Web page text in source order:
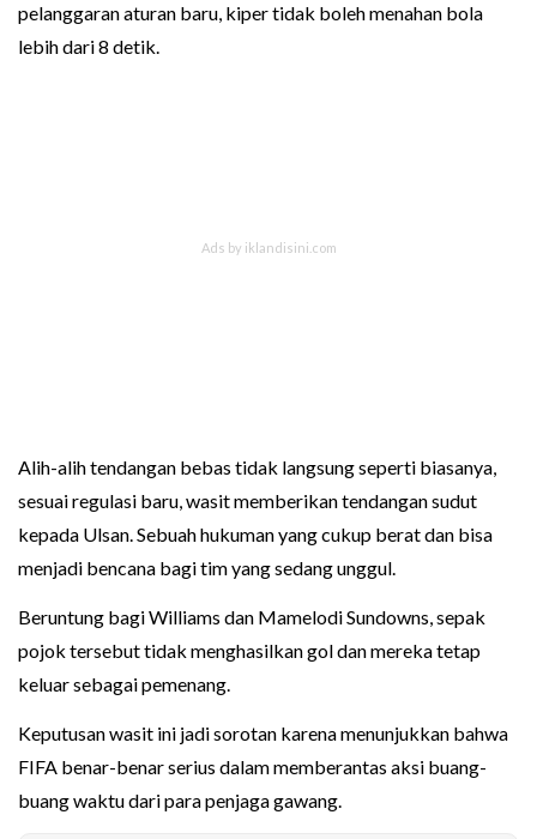
pelanggaran aturan baru, kiper tidak boleh menahan bola
lebih dari 8 detik.
Alih-alih tendangan bebas tidak langsung seperti biasanya,
sesuai regulasi baru, wasit memberikan tendangan sudut
kepada Ulsan. Sebuah hukuman yang cukup berat dan bisa
menjadi bencana bagi tim yang sedang unggul.
Beruntung bagi Williams dan Mamelodi Sundowns, sepak
pojok tersebut tidak menghasilkan gol dan mereka tetap
keluar sebagai pemenang.
Keputusan wasit ini jadi sorotan karena menunjukkan bahwa
FIFA benar-benar serius dalam memberantas aksi buang-
buang waktu dari para penjaga gawang.